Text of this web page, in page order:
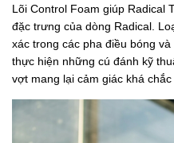
Lõi Control Foam giúp Radical
đặc trưng của dòng Radical.
xác trong các pha điều bóng
thực hiện những cú đánh kỹ
vợt mang lại cảm giác khá